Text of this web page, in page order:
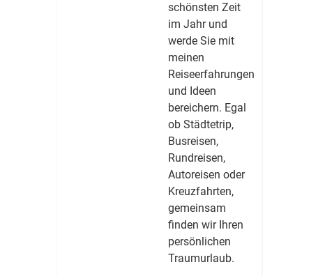
schönsten Zeit
im Jahr und
werde Sie mit
meinen
Reiseerfahrungen
und Ideen
bereichern. Egal
ob Städtetrip,
Busreisen,
Rundreisen,
Autoreisen oder
Kreuzfahrten,
gemeinsam
finden wir Ihren
persönlichen
Traumurlaub.